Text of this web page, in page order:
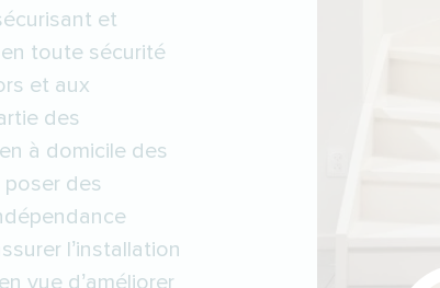
et
toute sécurité
et aux
des
à domicile des
poser des
l’installation
vue d’améliorer